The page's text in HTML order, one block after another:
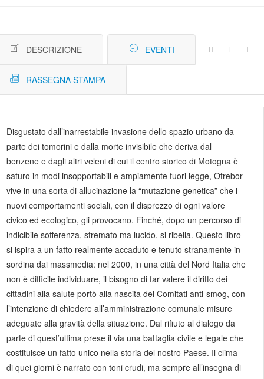
DESCRIZIONE EVENTI
RASSEGNA STAMPA
Disgustato dall’inarrestabile invasione dello spazio urbano da
parte dei tomorini e dalla morte invisibile che deriva dal
benzene e dagli altri veleni di cui il centro storico di Motogna è
saturo in modi insopportabili e ampiamente fuori legge, Otrebor
vive in una sorta di allucinazione la “mutazione genetica” che i
nuovi comportamenti sociali, con il disprezzo di ogni valore
civico ed ecologico, gli provocano. Finché, dopo un percorso di
indicibile sofferenza, stremato ma lucido, si ribella. Questo libro
si ispira a un fatto realmente accaduto e tenuto stranamente in
sordina dai massmedia: nel 2000, in una città del Nord Italia che
non è difficile individuare, il bisogno di far valere il diritto dei
cittadini alla salute portò alla nascita dei Comitati anti-smog, con
l’intenzione di chiedere all’amministrazione comunale misure
adeguate alla gravità della situazione. Dal rifiuto al dialogo da
parte di quest’ultima prese il via una battaglia civile e legale che
costituisce un fatto unico nella storia del nostro Paese. Il clima
di quei giorni è narrato con toni crudi, ma sempre all’insegna di